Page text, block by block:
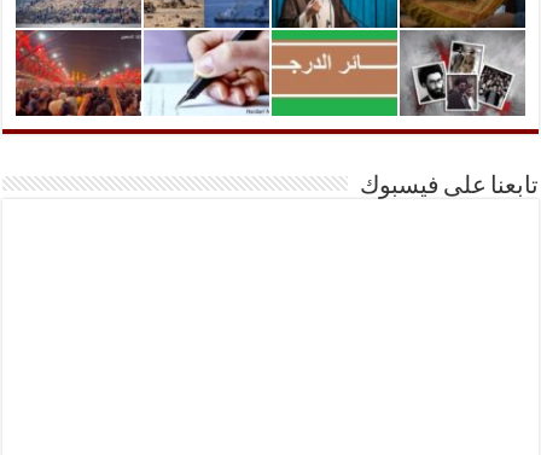
تابعنا على فيسبوك